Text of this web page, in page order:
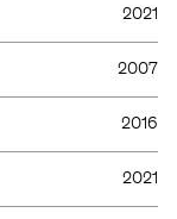
2021
2007
2016
2021